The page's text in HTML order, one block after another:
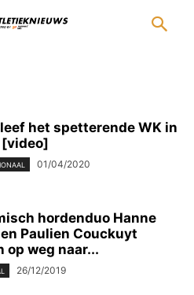
het spetterende WK in
[video]
01/04/2020
hordenduo Hanne
Paulien Couckuyt
op weg naar...
26/12/2019